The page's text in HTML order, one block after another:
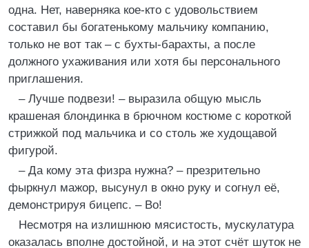
одна. Нет, наверняка кое-кто с удовольствием
составил бы богатенькому мальчику компанию,
только не вот так – с бухты-барахты, а после
должного ухаживания или хотя бы персонального
приглашения.
– Лучше подвези! – выразила общую мысль
крашеная блондинка в брючном костюме с короткой
стрижкой под мальчика и со столь же худощавой
фигурой.
– Да кому эта физра нужна? – презрительно
фыркнул мажор, высунул в окно руку и согнул её,
демонстрируя бицепс. – Во!
Несмотря на излишнюю мясистость, мускулатура
оказалась вполне достойной, и на этот счёт шуток не